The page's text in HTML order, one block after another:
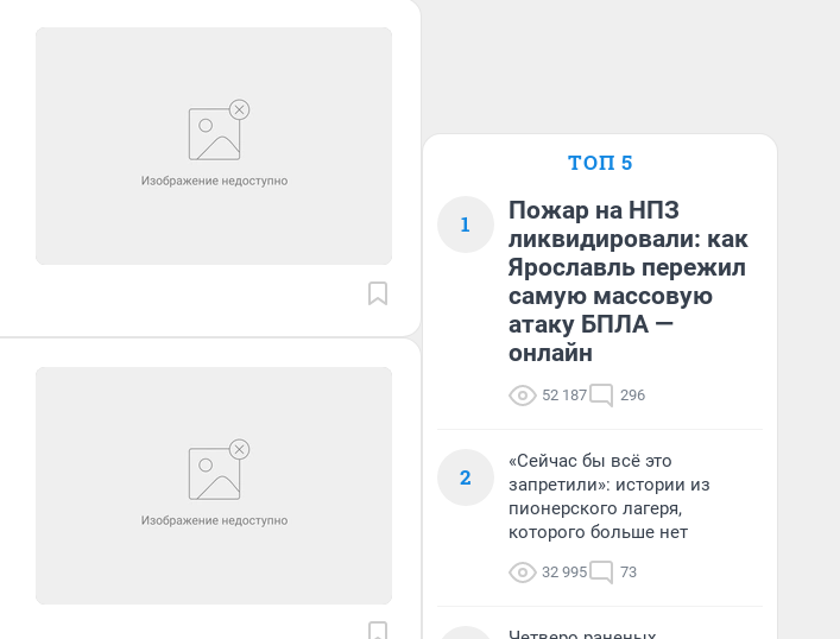
ТОП 5
1
Пожар на НПЗ
ликвидировали: как
Ярославль пережил
самую массовую
атаку БПЛА —
онлайн
52 187 296
2
«Сейчас бы всё это
запретили»: истории из
пионерского лагеря,
которого больше нет
32 995 73